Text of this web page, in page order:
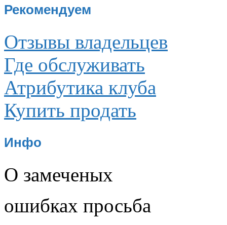
Рекомендуем
Отзывы владельцев
Где обслуживать
Атрибутика клуба
Купить продать
Инфо
О замеченых
ошибках просьба